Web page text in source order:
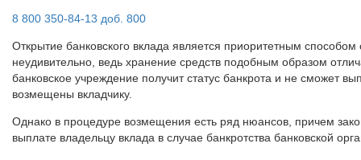
8 800 350-84-13 доб. 800
Открытие банковского вклада является приоритетным
неудивительно, ведь хранение средств подобным образом
банковское учреждение получит статус банкрота и не сможет
возмещены вкладчику.
Однако в процедуре возмещения есть ряд нюансов, причем
выплате владельцу вклада в случае банкротства банковской